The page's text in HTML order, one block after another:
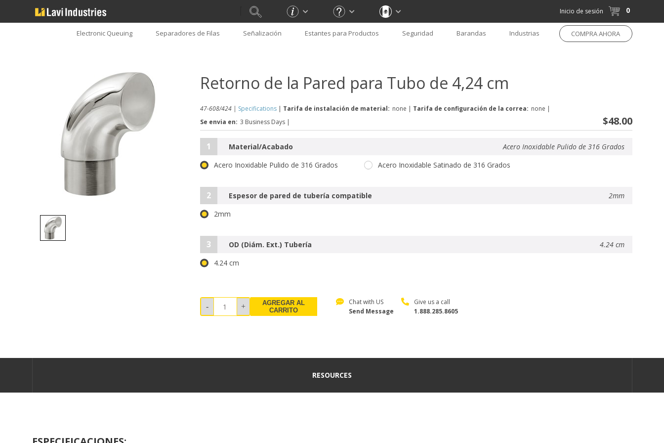
Inicio de sesión 0
Electronic Queuing Separadores de Filas Señalización Estantes para Productos Seguridad Barandas Industrias COMPRA AHORA
Retorno de la Pared para Tubo de 4,24 cm
47-608/424 | Specifications | Tarifa de instalación de material: none | Tarifa de configuración de la correa: none |
Se envia en: 3 Business Days | $48.00
1 Material/Acabado
Acero Inoxidable Pulido de 316 Grados
Acero Inoxidable Pulido de 316 Grados
Acero Inoxidable Satinado de 316 Grados
2 Espesor de pared de tubería compatible
2mm
2mm
3 OD (Diám. Ext.) Tubería
4.24 cm
4.24 cm
AGREGAR AL
CARRITO
Chat with US
Send Message
Give us a call
1.888.285.8605
RESOURCES